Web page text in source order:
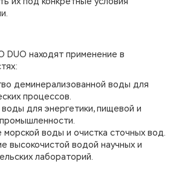
DUO находят применение в
деминерализованной воды для
процессов.
для энергетики, пищевой и
воды и очистка сточных вод.
высокочистой водой научных и
лабораторий.